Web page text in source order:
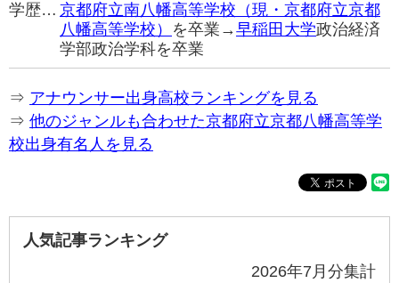
学歴… 京都府立南八幡高等学校（現・京都府立京都
八幡高等学校） を卒業→早稲田大学政治経済
学部政治学科を卒業
⇒ アナウンサー出身高校ランキングを見る
⇒ 他のジャンルも合わせた京都府立京都八幡高等学
校出身有名人を見る
人気記事ランキング
2026年7月分集計